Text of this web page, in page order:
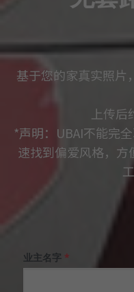
基于您的家真实照片
上传
*声明：UBAI不能完
速找到偏爱风格，
业主名字*